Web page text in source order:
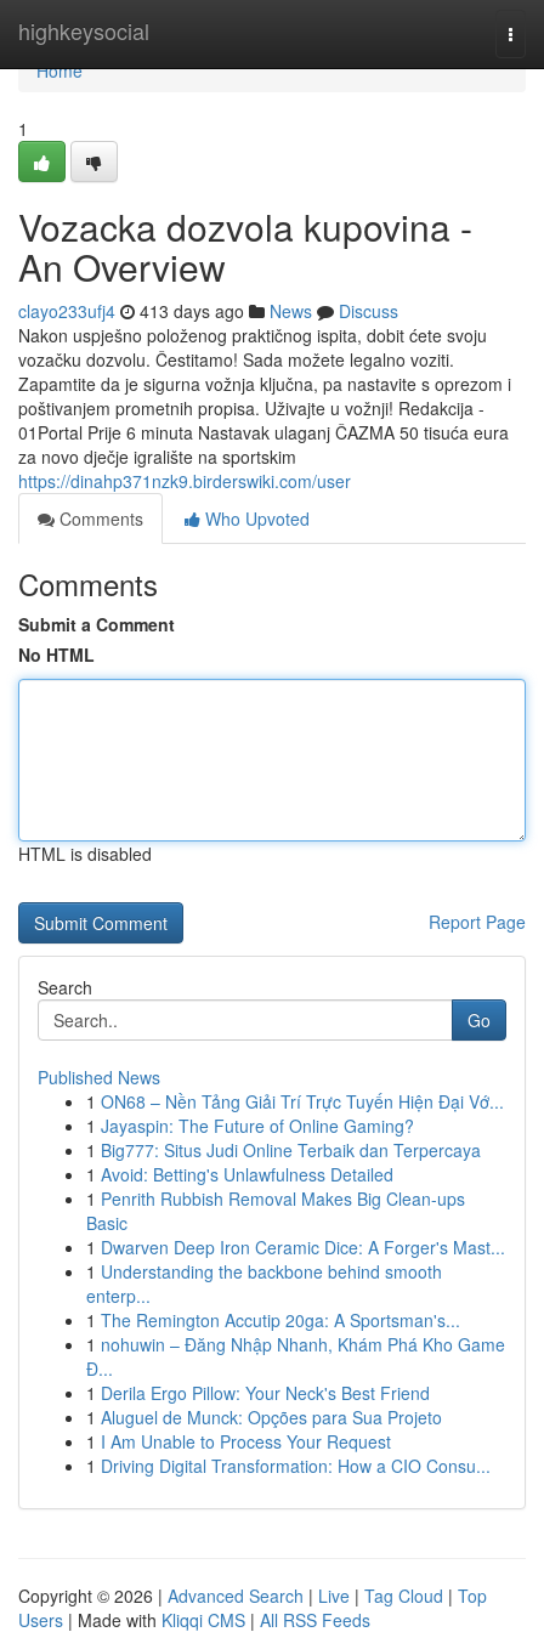
highkeysocial
Home
Home
1
Vozacka dozvola kupovina -
An Overview
clayo233ufj4 413 days ago News
Discuss
Nakon uspješno položenog praktičnog ispita, dobit ćete svoju
vozačku dozvolu. Čestitamo! Sada možete legalno voziti.
Zapamtite da je sigurna vožnja ključna, pa nastavite s oprezom i
poštivanjem prometnih propisa. Uživajte u vožnji! Redakcija -
01Portal Prije 6 minuta Nastavak ulaganj ČAZMA 50 tisuća eura
za novo dječje igralište na sportskim
https://dinahp371nzk9.birderswiki.com/user
Comments
Who Upvoted
Comments
Submit a Comment
No HTML
HTML is disabled
Report Page
Search
Go
Published News
1 ON68 – Nền Tảng Giải Trí Trực Tuyến Hiện Đại Vớ...
1 Jayaspin: The Future of Online Gaming?
1 Big777: Situs Judi Online Terbaik dan Terpercaya
1 Avoid: Betting's Unlawfulness Detailed
1 Penrith Rubbish Removal Makes Big Clean-ups
Basic
1 Dwarven Deep Iron Ceramic Dice: A Forger's Mast...
1 Understanding the backbone behind smooth
enterp...
1 The Remington Accutip 20ga: A Sportsman's...
1 nohuwin – Đăng Nhập Nhanh, Khám Phá Kho Game
Đ...
1 Derila Ergo Pillow: Your Neck's Best Friend
1 Aluguel de Munck: Opções para Sua Projeto
1 I Am Unable to Process Your Request
1 Driving Digital Transformation: How a CIO Consu...
Copyright © 2026 | Advanced Search | Live | Tag Cloud | Top
Users | Made with Kliqqi CMS | All RSS Feeds